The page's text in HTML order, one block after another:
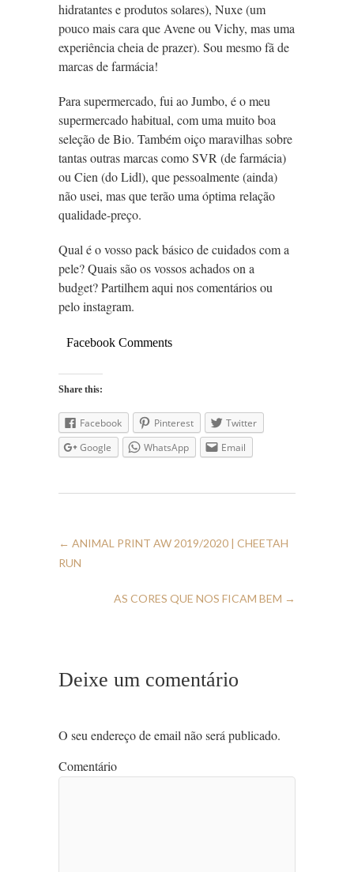
hidratantes e produtos solares), Nuxe (um
pouco mais cara que Avene ou Vichy, mas uma
experiência cheia de prazer). Sou mesmo fã de
marcas de farmácia!
Para supermercado, fui ao Jumbo, é o meu
supermercado habitual, com uma muito boa
seleção de Bio. Também oiço maravilhas sobre
tantas outras marcas como SVR (de farmácia)
ou Cien (do Lidl), que pessoalmente (ainda)
não usei, mas que terão uma óptima relação
qualidade-preço.
Qual é o vosso pack básico de cuidados com a
pele? Quais são os vossos achados on a
budget? Partilhem aqui nos comentários ou
pelo instagram.
Facebook Comments
Share this:
Facebook Pinterest
Twitter
Google
WhatsApp Email
← ANIMAL PRINT AW 2019/2020 | CHEETAH
RUN
AS CORES QUE NOS FICAM BEM →
Deixe um comentário
O seu endereço de email não será publicado.
Comentário